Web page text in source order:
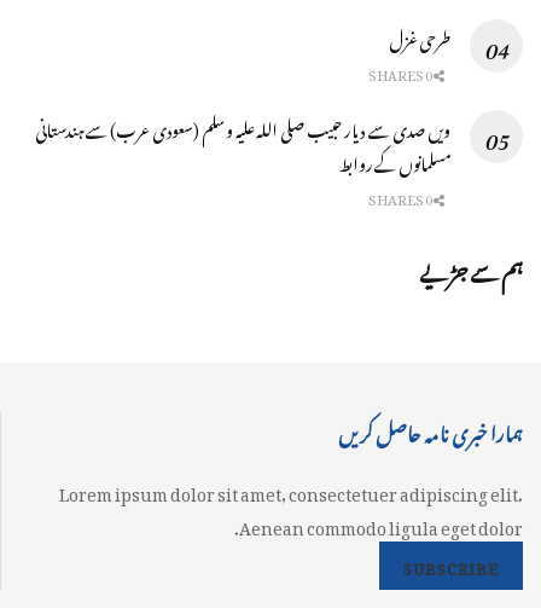
طرحی غزل
ویں صدی سے دیار حبیب صلی اللہ علیہ وسلم (سعودی عرب) سے ہندستانی
مسلمانوں کے روابط
ہم سے جڑیے
ہمارا خبری نامہ حاصل کریں
Lorem ipsum dolor sit amet, consectetuer adipiscing elit.
Aenean commodo ligula eget dolor.
SUBSCRIBE